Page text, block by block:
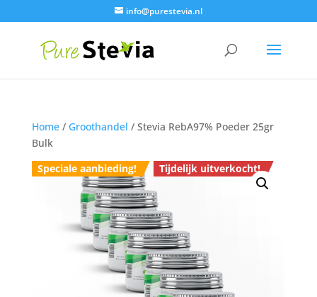
info@purestevia.nl
Home/ Groothandel / Stevia RebA97% Poeder 25gr
Bulk
Speciale aanbieding!
Tijdelijk uitverkocht!